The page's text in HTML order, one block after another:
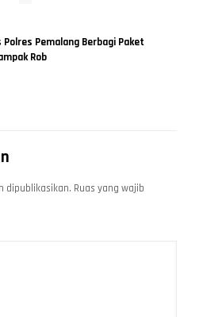
Polres Pemalang Berbagi Paket
Rob
dipublikasikan. Ruas yang wajib